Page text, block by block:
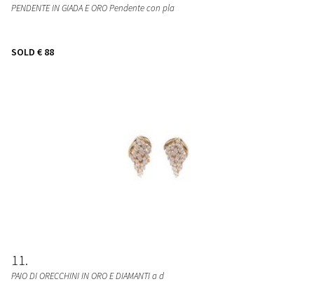
PENDENTE IN GIADA E ORO Pendente con pla
SOLD € 88
11
PAIO DI ORECCHINI IN ORO E DIAMANTI a d